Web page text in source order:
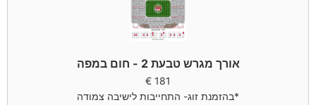
אורך מגרש טבעת 2 - חום במפה
181
€
*בהזמנת זוג- התחייבות לישיבה צמודה